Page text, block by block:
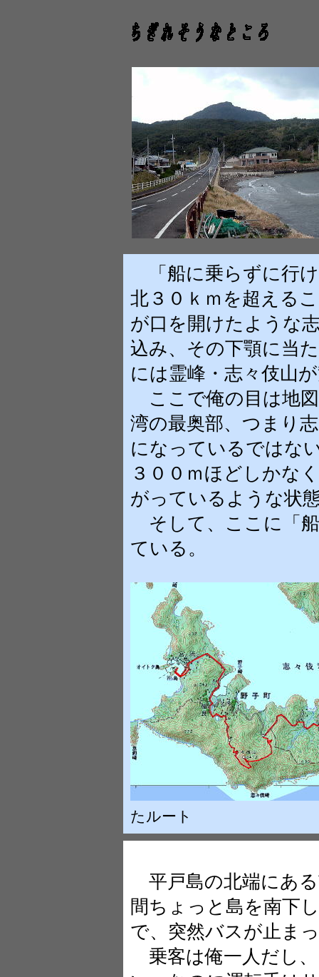
「船に乗らずに行
北３０ｋｍを超える
が口を開けたような
込み、その下顎に当
には霊峰・志々伎山
ここで俺の目は地
湾の最奥部、つまり
になっているではな
３００ｍほどしかな
がっているような状
そして、ここに「
ている。
たルート
平戸島の北端にあ
間ちょっと島を南下
で、突然バスが止ま
乗客は俺一人だし